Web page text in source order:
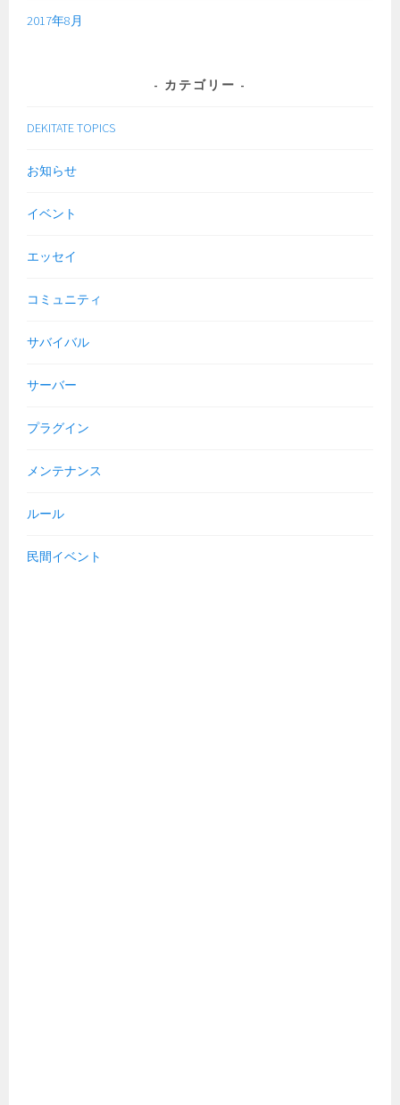
2017年8月
カテゴリー
DEKITATE TOPICS
お知らせ
イベント
エッセイ
コミュニティ
サバイバル
サーバー
プラグイン
メンテナンス
ルール
民間イベント